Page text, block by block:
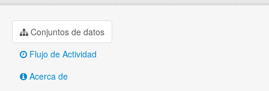
Conjuntos de datos
Flujo de Actividad
Acerca de